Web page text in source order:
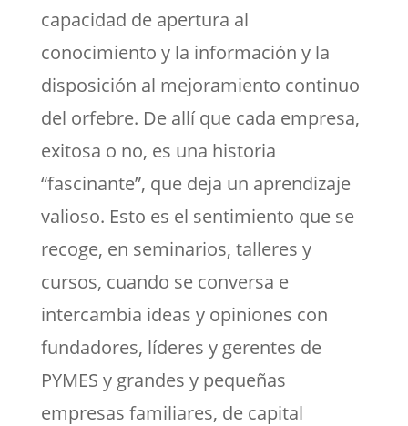
capacidad de apertura al
conocimiento y la información y la
disposición al mejoramiento continuo
del orfebre. De allí que cada empresa,
exitosa o no, es una historia
“fascinante”, que deja un aprendizaje
valioso. Esto es el sentimiento que se
recoge, en seminarios, talleres y
cursos, cuando se conversa e
intercambia ideas y opiniones con
fundadores, líderes y gerentes de
PYMES y grandes y pequeñas
empresas familiares, de capital